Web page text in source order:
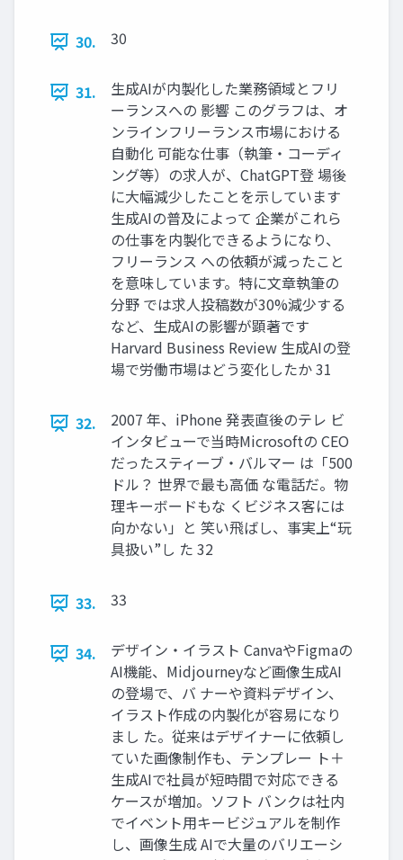
30. 30
31.
生成AIが内製化した業務領域とフリ
ーランスへの 影響 このグラフは、オ
ンラインフリーランス市場における
自動化 可能な仕事（執筆・コーディ
ング等）の求人が、ChatGPT登 場後
に大幅減少したことを示しています
生成AIの普及によって 企業がこれら
の仕事を内製化できるようになり、
フリーランス への依頼が減ったこと
を意味しています。特に文章執筆の
分野 では求人投稿数が30%減少する
など、生成AIの影響が顕著です
Harvard Business Review 生成AIの登
場で労働市場はどう変化したか 31
32.
2007 年、iPhone 発表直後のテレ ビ
インタビューで当時Microsoftの CEO
だったスティーブ・バルマー は「500
ドル？ 世界で最も高価 な電話だ。物
理キーボードもな くビジネス客には
向かない」と 笑い飛ばし、事実上“玩
具扱い”し た 32
33. 33
34.
デザイン・イラスト CanvaやFigmaの
AI機能、Midjourneyなど画像生成AI
の登場で、バ ナーや資料デザイン、
イラスト作成の内製化が容易になり
まし た。従来はデザイナーに依頼し
ていた画像制作も、テンプレー ト＋
生成AIで社員が短時間で対応できる
ケースが増加。ソフト バンクは社内
でイベント用キービジュアルを制作
し、画像生成 AIで大量のバリエーシ